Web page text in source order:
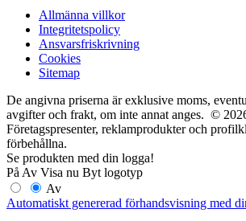
Allmänna villkor
Integritetspolicy
Ansvarsfriskrivning
Cookies
Sitemap
De angivna priserna är exklusive moms,
avgifter och frakt, om inte annat anges. ©
Företagspresenter, reklamprodukter och
förbehållna.
Se produkten med din logga!
På Av Visa nu Byt logotyp
Av
Automatiskt genererad förhandsvisning med